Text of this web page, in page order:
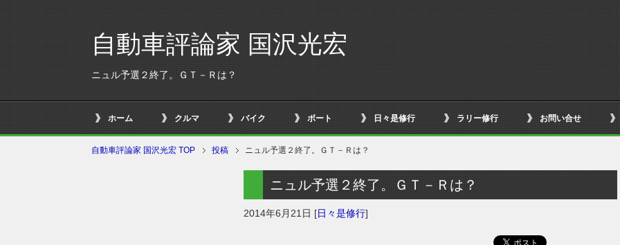
自動車評論家 国沢光宏
ニュル予選２終了。ＧＴ－Ｒは？
ホーム クルマ バイク ボート 日々是修行 ラリー修行 お問い合せ
自動車評論家 国沢光宏 TOP 投稿 ニュル予選２終了。ＧＴ－Ｒは？
ニュル予選２終了。ＧＴ－Ｒは？
2014年6月21日 [日々是修行]